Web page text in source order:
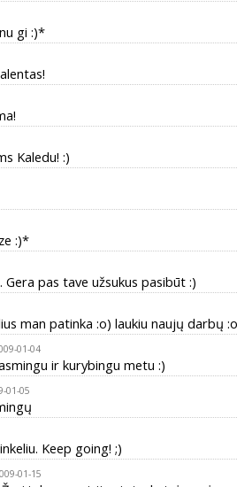
gi :)*
Kaledu! :)
:)*
pas tave užsukus pasibūt :)
man patinka :o) laukiu naujų darbų
01-04
ir kurybingu metu :)
01-05
Keep going! ;)
01-15